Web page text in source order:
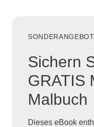
Sichern
GRATIS
Malbuch
Dieses eBook